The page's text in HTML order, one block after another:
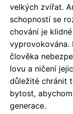
velkých zvířat.
schopností se
chování je
vyprovokována.
člověka
lovu a ničení
důležité chránit
bytost,
generace.